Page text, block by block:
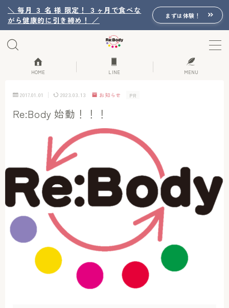
＼ 毎月 ３ 名 様 限定！ ３ヶ月で食べな
がら健康的に引き締め！ ／
まずは体験！
MENU
Re:Bodyの想い
Re:Bodyのセッション
Re:Bodyのメニュー
記事カテゴリー一覧
プロフィール
アクセス
お問い合わせ
HOME LINE MENU
2017.01.01 2023.03.13 お知らせ PR
Re:Body 始動！！！